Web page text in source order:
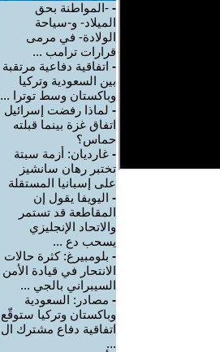
- -المواطنة بحق
الميلاد- و-سياحة
الولادة- في مرمى
قرارات ترامب ...
- اتفاقية دفاعية مرتقبة
بين السعودية وتركيا
وباكستان وسط توترا ...
- لماذا رفضت إسرائيل
اتفاق غزة بينما قبلته
حماس؟
- غارديان: أزمة سبتة
تختبر رهان سانشيز
على إسبانيا المستقلة
- اليويفا يقول إن
المقاطعة قد تستمر
والاتحاد الإنجليزي
يسحب دع ...
- بلومبيرغ: كثرة حالات
الانتحار في قيادة الأمن
السيبراني بالجي ...
- مصادر: السعودية
وباكستان وتركيا ستوقّع
اتفاقية دفاع مشترك ال
...